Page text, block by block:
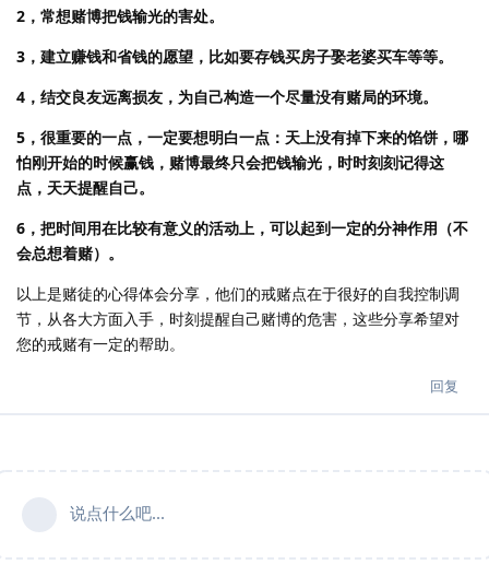
2，常想赌博把钱输光的害处。
3，建立赚钱和省钱的愿望，比如要存钱买房子娶老婆买车等等。
4，结交良友远离损友，为自己构造一个尽量没有赌局的环境。
5，很重要的一点，一定要想明白一点：天上没有掉下来的馅饼，哪
怕刚开始的时候赢钱，赌博最终只会把钱输光，时时刻刻记得这
点，天天提醒自己。
6，把时间用在比较有意义的活动上，可以起到一定的分神作用（不
会总想着赌）。
以上是赌徒的心得体会分享，他们的戒赌点在于很好的自我控制调
节，从各大方面入手，时刻提醒自己赌博的危害，这些分享希望对
您的戒赌有一定的帮助。
回复
说点什么吧...